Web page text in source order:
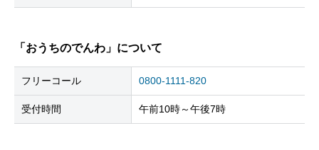
「おうちのでんわ」について
フリーコール 0800-1111-820
受付時間 午前10時～午後7時